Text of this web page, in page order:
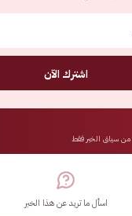
اشترك الآن
سياق الخبر فقط
اسأل ما تريد عن هذا الخبر